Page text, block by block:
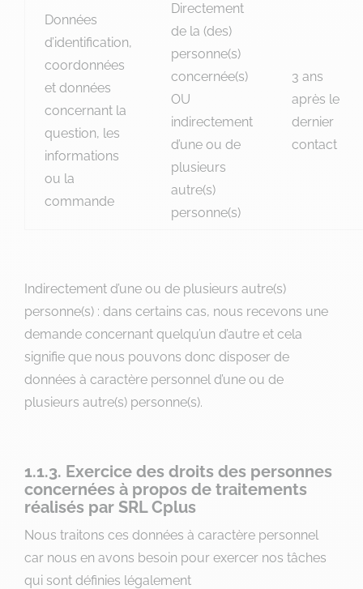
Données
d’identification,
coordonnées
et données
concernant la
question, les
informations
ou la
commande
Directement
de la (des)
personne(s)
concernée(s)
OU
indirectement
d’une ou de
plusieurs
autre(s)
personne(s)
3 ans
après le
dernier
contact
Indirectement d’une ou de plusieurs autre(s)
personne(s) : dans certains cas, nous recevons une
demande concernant quelqu’un d’autre et cela
signifie que nous pouvons donc disposer de
données à caractère personnel d’une ou de
plusieurs autre(s) personne(s).
1.1.3. Exercice des droits des personnes
concernées à propos de traitements
réalisés par SRL Cplus
Nous traitons ces données à caractère personnel
car nous en avons besoin pour exercer nos tâches
qui sont définies légalement